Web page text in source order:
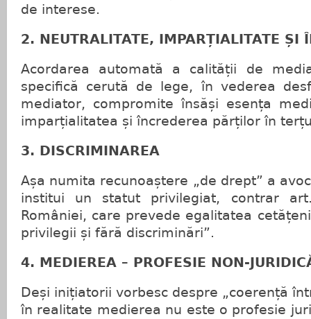
de interese.
2. NEUTRALITATE, IMPARȚIALITATE ȘI
Acordarea automată a calității de
specifică cerută de lege, în vederea
mediator, compromite însăși esența
imparțialitatea și încrederea părților în
3. DISCRIMINAREA
Așa numita recunoaștere „de drept” a
institui un statut privilegiat, contrar
României, care prevede egalitatea
privilegii și fără discriminări”.
4. MEDIEREA – PROFESIE NON-
Deși inițiatorii vorbesc despre „coerență
în realitate medierea nu este o profesie